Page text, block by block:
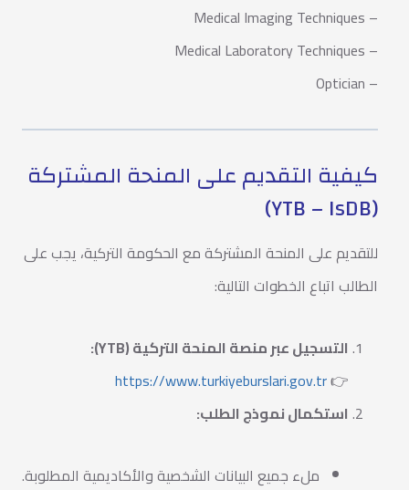
– Medical Imaging Techniques
– Medical Laboratory Techniques
– Optician
كيفية التقديم على المنحة المشتركة
(YTB – IsDB)
للتقديم على المنحة المشتركة مع الحكومة التركية، يجب على
الطالب اتباع الخطوات التالية:
التسجيل عبر منصة المنحة التركية (YTB):
👉
https://www.turkiyeburslari.gov.tr
استكمال نموذج الطلب:
ملء جميع البيانات الشخصية والأكاديمية المطلوبة.